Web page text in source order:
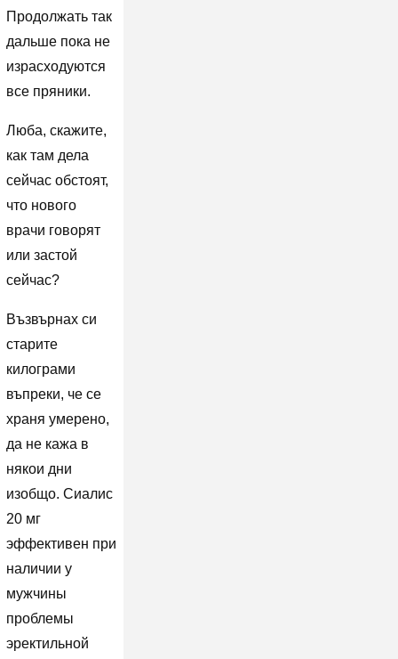
Продолжать так
дальше пока не
израсходуются
все пряники.
Люба, скажите,
как там дела
сейчас обстоят,
что нового
врачи говорят
или застой
сейчас?
Възвърнах си
старите
килограми
въпреки, че се
храня умерено,
да не кажа в
някои дни
изобщо. Сиалис
20 мг
эффективен при
наличии у
мужчины
проблемы
эректильной